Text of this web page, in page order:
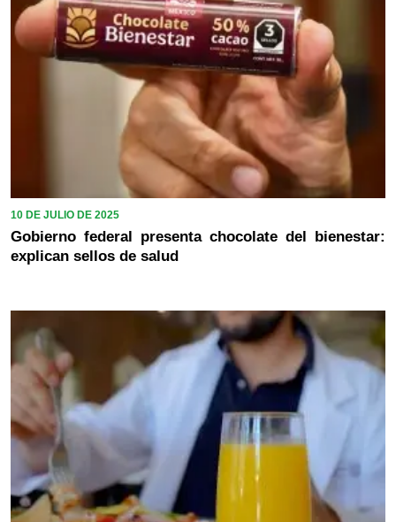
10 DE JULIO DE 2025
Gobierno federal presenta chocolate del bienestar:
explican sellos de salud